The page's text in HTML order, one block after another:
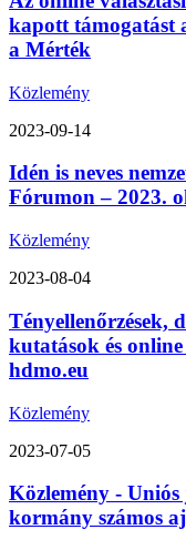
kapott támogatást
a Mérték
Közlemény
2023-09-14
Idén is neves
Fórumon – 2023.
Közlemény
2023-08-04
Tényellenőrzések,
kutatások és
hdmo.eu
Közlemény
2023-07-05
Közlemény -
kormány számos